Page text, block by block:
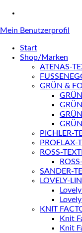
Mein Benutzerprofil
Start
Shop/Marken
ATENAS-
GRÜN &
PICHLER-
PROFLAX-
ROSS-
SANDER-
LOVELY-
KNIT
Knit
Knit